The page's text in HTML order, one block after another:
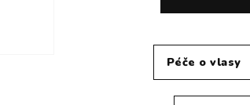
Péče o vlasy